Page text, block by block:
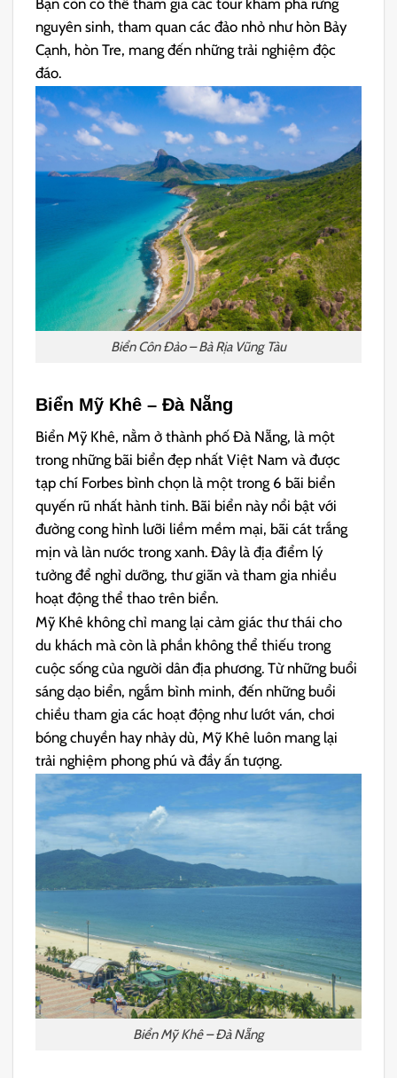
Bạn còn có thể tham gia các tour khám phá rừng
nguyên sinh, tham quan các đảo nhỏ như hòn Bảy
Cạnh, hòn Tre, mang đến những trải nghiệm độc
đáo.
Biển Côn Đảo – Bà Rịa Vũng Tàu
Biển Mỹ Khê – Đà Nẵng
Biển Mỹ Khê, nằm ở thành phố Đà Nẵng, là một
trong những bãi biển đẹp nhất Việt Nam và được
tạp chí Forbes bình chọn là một trong 6 bãi biển
quyến rũ nhất hành tinh. Bãi biển này nổi bật với
đường cong hình lưỡi liềm mềm mại, bãi cát trắng
mịn và làn nước trong xanh. Đây là địa điểm lý
tưởng để nghỉ dưỡng, thư giãn và tham gia nhiều
hoạt động thể thao trên biển.
Mỹ Khê không chỉ mang lại cảm giác thư thái cho
du khách mà còn là phần không thể thiếu trong
cuộc sống của người dân địa phương. Từ những buổi
sáng dạo biển, ngắm bình minh, đến những buổi
chiều tham gia các hoạt động như lướt ván, chơi
bóng chuyền hay nhảy dù, Mỹ Khê luôn mang lại
trải nghiệm phong phú và đầy ấn tượng.
Biển Mỹ Khê – Đà Nẵng